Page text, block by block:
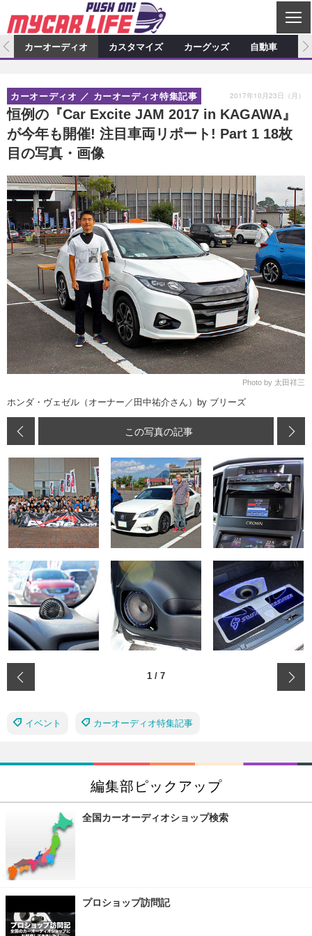
C
L
S
E
カーオーディオ
プロショップ検索 ショップ訪問記
カーオーディオニュース デモカー製作記
その他
カスタマイズ特集記事 カスタマイズ新製品情報
カスタマイズニュース
カーグッズ
カーグッズ特集記事 カーグッズ新製品情報
カーグッズニュース
自動車
スクープ
カーオーディオ カスタマイズ カーグッズ 自動車
恒例の『Car Excite JAM 2017 in KAGAWA』
が今年も開催! 注目車両リポート! Part 1 18枚
目の写真・画像
カーオーディオ カーオーディオ特集記事 2017年10月23日（月）
Photo by 太田祥三
ホンダ・ヴェゼル（オーナー／田中祐介さん）by ブリーズ
この写真の記事
1 / 7
イベント カーオーディオ特集記事
編集部ピックアップ
全国カーオーディオショップ検索
プロショップ訪問記